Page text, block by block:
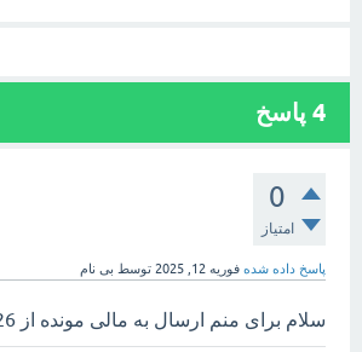
4 پاسخ
0
امتیاز
پاسخ داده شده فوریه 12, 2025 توسط بی نام
سلام برای منم ارسال به مالی مونده از 26 دی ماه